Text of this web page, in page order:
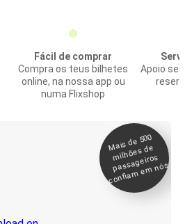
Fácil de comprar
Compra os teus bilhetes
online, na nossa app ou
numa Flixshop
Apoio
Mais de 500
milhões de
passageiros
confia
m e
m nós